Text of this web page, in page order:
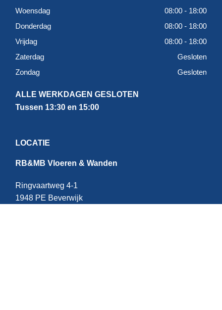
Woensdag
08:00 - 18:00
Donderdag
08:00 - 18:00
Vrijdag
08:00 - 18:00
Zaterdag
Gesloten
Zondag
Gesloten
ALLE WERKDAGEN GESLOTEN
Tussen 13:30 en 15:00
LOCATIE
RB&MB Vloeren & Wanden
Ringvaartweg 4-1
1948 PE Beverwijk